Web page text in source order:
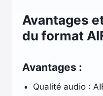
Avantages
du format
Avantages :
Qualité audio :